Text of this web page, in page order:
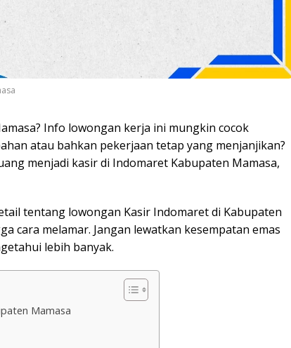
Info lowongan kerja ini mungkin cocok
atau bahkan pekerjaan tetap yang menjanjikan?
menjadi kasir di Indomaret Kabupaten Mamasa,
tentang lowongan Kasir Indomaret di Kabupaten
cara melamar. Jangan lewatkan kesempatan emas
lebih banyak.
Mamasa